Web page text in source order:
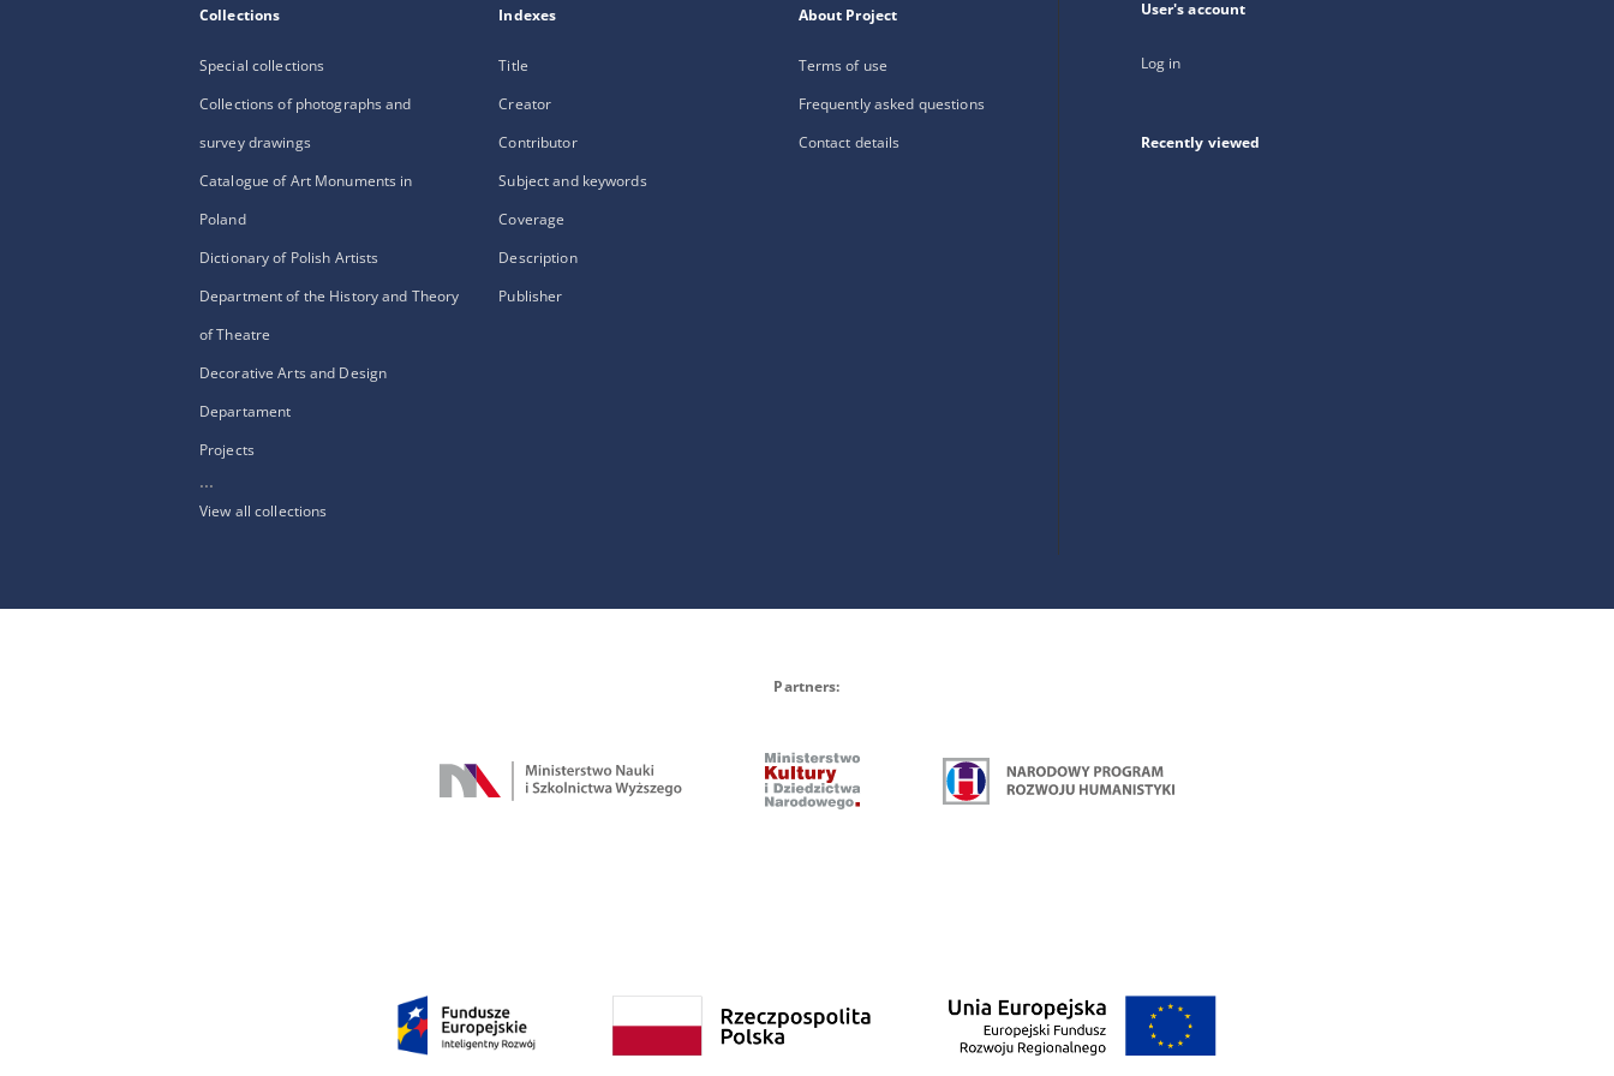
Collections
Special collections
Collections of photographs and
survey drawings
Catalogue of Art Monuments in
Poland
Dictionary of Polish Artists
Department of the History and Theory
of Theatre
Decorative Arts and Design
Departament
Projects
...
View all collections
Indexes
Title
Creator
Contributor
Subject and keywords
Coverage
Description
Publisher
About Project
Terms of use
Frequently asked questions
Contact details
User's account
Log in
Recently viewed
Partners: